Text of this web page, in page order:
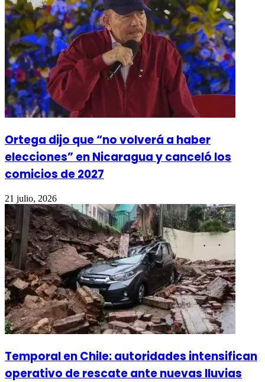
Ortega dijo que “no volverá a haber
elecciones” en Nicaragua y canceló los
comicios de 2027
21 julio, 2026
Temporal en Chile: autoridades intensifican
operativo de rescate ante nuevas lluvias